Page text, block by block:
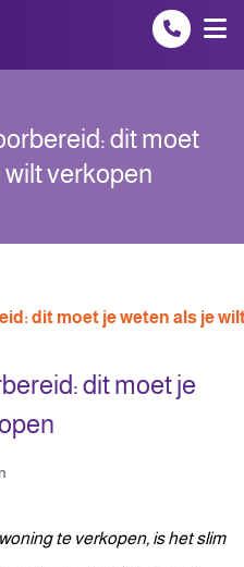
dit moet
wilt verkopen
dit moet je weten als je
dit moet je
te verkopen, is het slim